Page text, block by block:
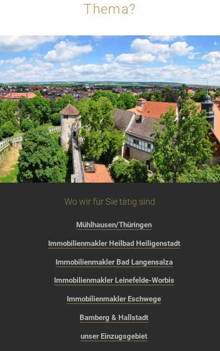
Thema?
Wo wir für Sie tätig sind
Mühlhausen/Thüringen
Immobilienmakler Heilbad Heiligenstadt
Immobilienmakler Bad Langensalza
Immobilienmakler Leinefelde-Worbis
Immobilienmakler Eschwege
Bamberg & Hallstadt
unser Einzugsgebiet